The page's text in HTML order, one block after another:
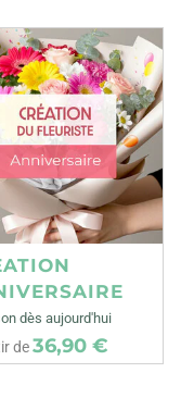
dès aujourd'hui
de36,90 €